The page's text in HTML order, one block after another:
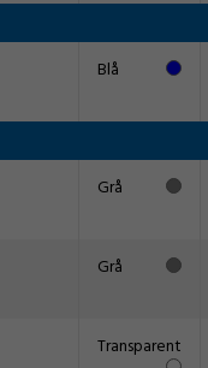
Blå
Grå
Grå
Transparent